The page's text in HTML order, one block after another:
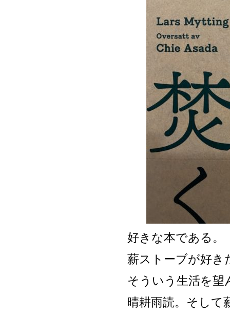
好きな本である。
薪ストーブが好き
そういう生活を望
晴耕雨読。そして